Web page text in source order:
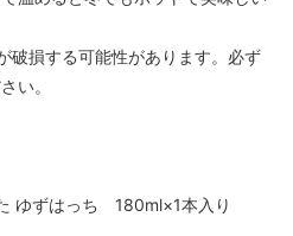
破損する可能性があります。必ず
い。
ゆずはっち 180ml×1本入り